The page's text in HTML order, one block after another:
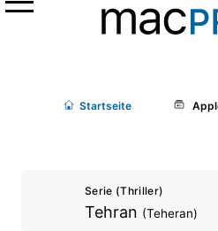
Menü
Startseite
Serie (Thriller)
Tehran (Teheran)